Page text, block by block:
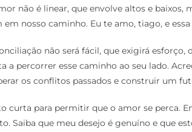
não é linear, que envolve altos e
em nosso caminho. Eu te amo, tiago, e
não será fácil, que exigirá
a percorrer esse caminho ao seu lado.
os conflitos passados e construir um
curta para permitir que o amor se perca.
Saiba que meu desejo é genuíno e que